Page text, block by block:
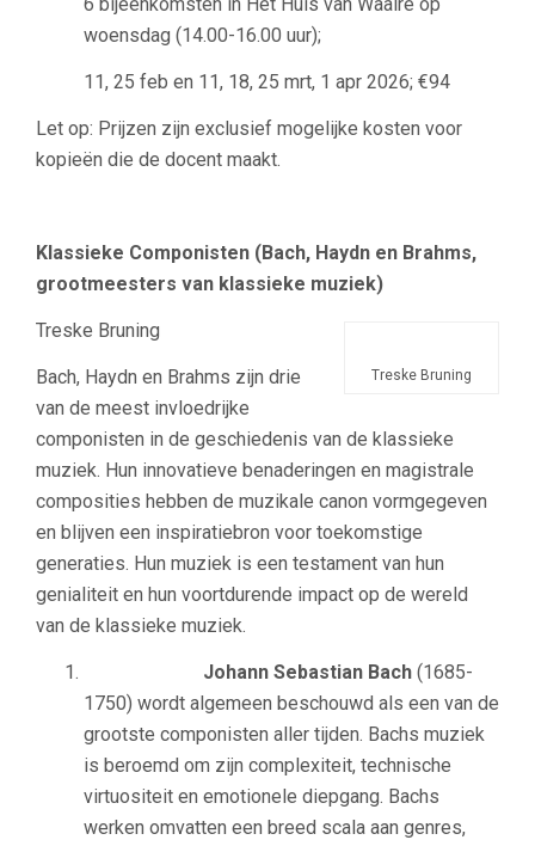
woensdag (14.00-16.00 uur);
11, 25 feb en 11, 18, 25 mrt, 1 apr 2026; €94
Let op: Prijzen zijn exclusief mogelijke kosten voor
kopieën die de docent maakt.
Klassieke Componisten (Bach, Haydn en Brahms,
grootmeesters van klassieke muziek)
Treske Bruning
Treske Bruning
Bach, Haydn en Brahms zijn drie
van de meest invloedrijke
componisten in de geschiedenis van de klassieke
muziek. Hun innovatieve benaderingen en magistrale
composities hebben de muzikale canon vormgegeven
en blijven een inspiratiebron voor toekomstige
generaties. Hun muziek is een testament van hun
genialiteit en hun voortdurende impact op de wereld
van de klassieke muziek.
Johann Sebastian Bach (1685-
1750) wordt algemeen beschouwd als een van de
grootste componisten aller tijden. Bachs muziek
is beroemd om zijn complexiteit, technische
virtuositeit en emotionele diepgang. Bachs
werken omvatten een breed scala aan genres,